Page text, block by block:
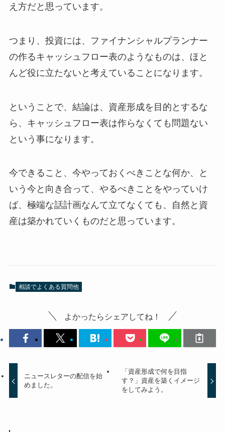
え方だと思っています。
つまり、投資には、ファイナンシャルプランナー
の作るキャッシュフロー表のようなものは、ほと
んど役に立たないと考えていることになります。
ということで、結論は、資産形成を目的とするな
ら、キャッシュフロー表は作らなくても問題ない
という事になります。
今できること、今やっておくべきことな何か、と
いう今と向き合って、やるべきことをやっていけ
ば、極端な話計画なんて立てなくても、自然と資
産は築かれていくものだと思っています。
相談でよくある質問他
よかったらシェアしてね！
ニュースレターの配信を始
めました。
「資産形成で何を目指
す？」資産を築くイメージ
をしてみよう。